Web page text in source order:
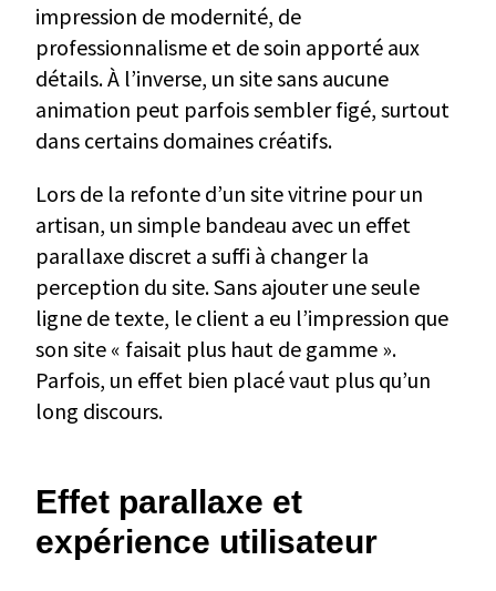
impression de modernité, de
professionnalisme et de soin apporté aux
détails. À l’inverse, un site sans aucune
animation peut parfois sembler figé, surtout
dans certains domaines créatifs.
Lors de la refonte d’un site vitrine pour un
artisan, un simple bandeau avec un effet
parallaxe discret a suffi à changer la
perception du site. Sans ajouter une seule
ligne de texte, le client a eu l’impression que
son site « faisait plus haut de gamme ».
Parfois, un effet bien placé vaut plus qu’un
long discours.
Effet parallaxe et
expérience utilisateur